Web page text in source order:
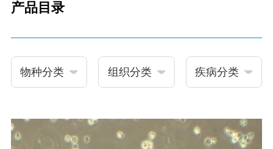
产品目录
物种分类 组织分类 疾病分类